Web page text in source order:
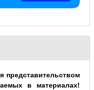
представительством
в материалах!